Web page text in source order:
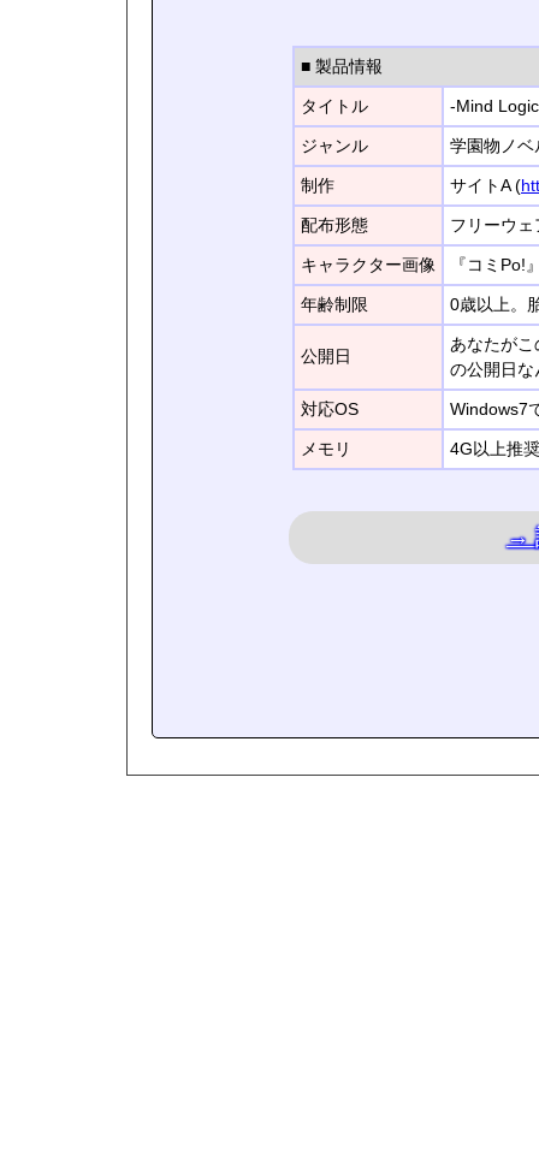
■ 製品情報
タイトル -Mind
ジャンル 学園物ノベ
制作 サイトA (
配布形態 フリーウェ
キャラクター画像 『コミPo!
年齢制限 0歳以上。
公開日
あなたがこ
の公開日な
対応OS Windows7
メモリ 4G以上推奨
→